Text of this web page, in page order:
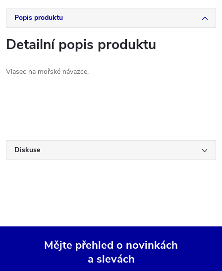
Popis produktu
Detailní popis produktu
Vlasec na mořské návazce.
Diskuse
Mějte přehled o novinkách
a slevách